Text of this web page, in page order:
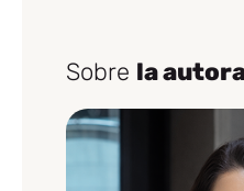
Sobre la